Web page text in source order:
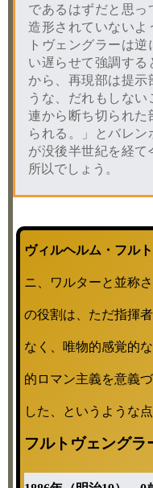
であるはずだと思っ
造形されていないよ
トヴェングラーは逆
い遅らせて強調する
から、再現部は提示
うな、だれもしない
連から断ち切られた
られる。」とバレン
が没後半世紀を経て
所以でしょう。
ヴィルヘルム・フル
ニ、ワルターと並称
の役割は、ただ指揮
なく、唯物的感覚的
的ロマン主義を意義
した、というような
フルトヴェングラ